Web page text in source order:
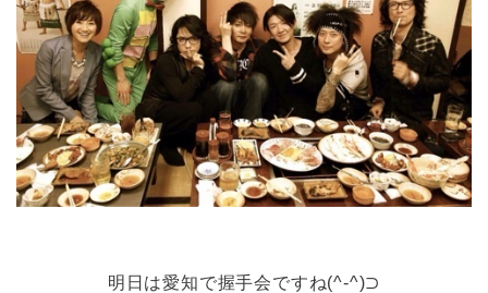
明日は愛知で握手会ですね(^-^)⊃